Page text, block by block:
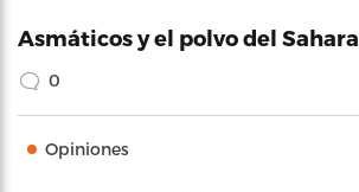
Asmáticos y el polvo del Sahara
0
Opiniones